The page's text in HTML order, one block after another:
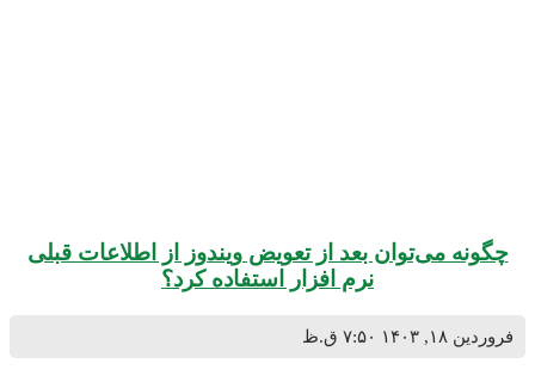
می‌توان بعد از تعویض ویندوز از اطلاعات قبلی
نرم افزار استفاده کرد؟
۷:۵۰ ق.ظ